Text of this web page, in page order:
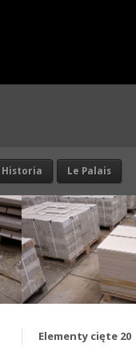
Historia Le Palais
Elementy cięte 20